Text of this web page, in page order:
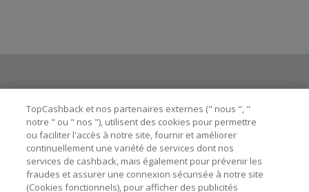
Besoin d'aide ?
Astuces pour économiser
A propos de
TopCashback et nos partenaires externes (" nous ", "
notre " ou " nos "), utilisent des cookies pour permettre
ou faciliter l'accès à notre site, fournir et améliorer
continuellement une variété de services dont nos
services de cashback, mais également pour prévenir les
fraudes et assurer une connexion sécurisée à notre site
(Cookies fonctionnels), pour afficher des publicités